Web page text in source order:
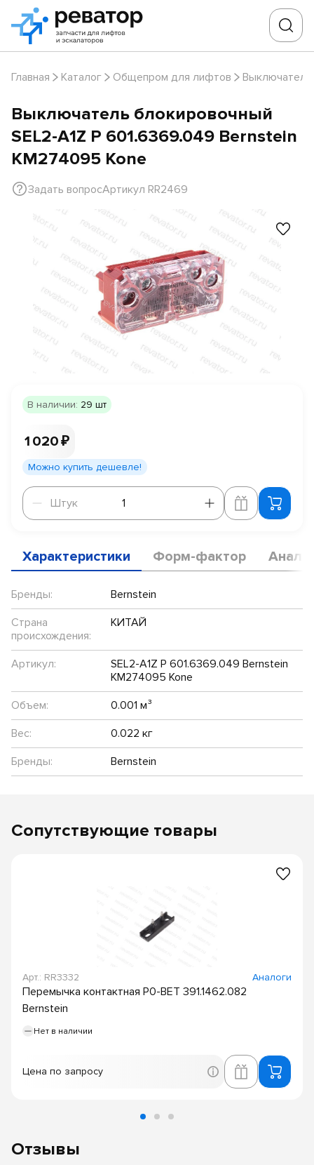
Главная Каталог Общепром для лифтов
Выключатель блокировочный
SEL2-A1Z P 601.6369.049 Bernstein
KM274095 Kone
Задать вопросАртикул RR2469
В наличии: 29 шт
1 020 ₽
Можно купить дешевле!
Штук
Штук
Характеристики Форм-фактор
Бренды:
Bernstein
Страна
происхождения:
КИТАЙ
Артикул:
SEL2-A1Z P 601.6369.049 Bernstein
KM274095 Kone
Объем:
0.001 м³
Вес:
0.022 кг
Бренды:
Bernstein
Сопутствующие товары
Арт.: RR3332 Аналоги
Перемычка контактная P0-BET 391.1462.082
Bernstein
Нет в наличии
Цена по запросу
Отзывы